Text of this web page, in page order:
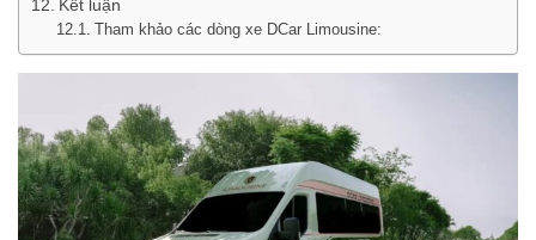
Kết luận
Tham khảo các dòng xe DCar Limousine: